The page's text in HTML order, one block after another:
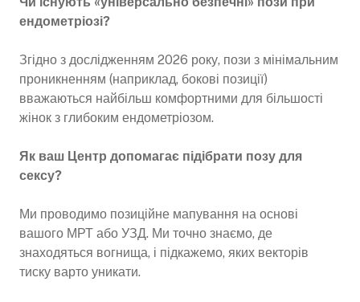
ендометріозі?
Згідно з дослідженням 2026 року, пози з мінімальним
проникненням (наприклад, бокові позиції)
вважаються найбільш комфортними для більшості
жінок з глибоким ендометріозом.
Як ваш Центр допомагає підібрати позу для
сексу?
Ми проводимо позиційне мапування на основі
вашого МРТ або УЗД. Ми точно знаємо, де
знаходяться вогнища, і підкажемо, яких векторів
тиску варто уникати.